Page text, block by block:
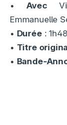
• Avec
Emmanuelle
• Durée :
• Titre
• Bande-